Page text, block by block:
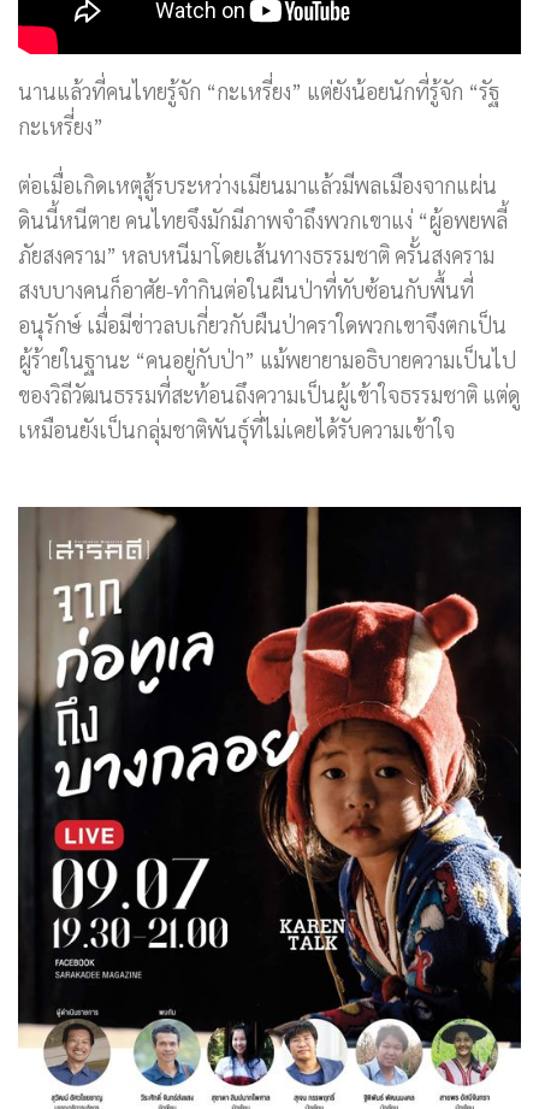
นานแล้วที่คนไทยรู้จัก “กะเหรี่ยง” แต่ยังน้อยนักที่รู้จัก “รัฐ
กะเหรี่ยง”
ต่อเมื่อเกิดเหตุสู้รบระหว่างเมียนมาแล้วมีพลเมืองจากแผ่น
ดินนี้หนีตาย คนไทยจึงมักมีภาพจำถึงพวกเขาแง่ “ผู้อพยพลี้
ภัยสงคราม” หลบหนีมาโดยเส้นทางธรรมชาติ ครั้นสงคราม
สงบบางคนก็อาศัย-ทำกินต่อในผืนป่าที่ทับซ้อนกับพื้นที่
อนุรักษ์ เมื่อมีข่าวลบเกี่ยวกับผืนป่าคราใดพวกเขาจึงตกเป็น
ผู้ร้ายในฐานะ “คนอยู่กับป่า” แม้พยายามอธิบายความเป็นไป
ของวิถีวัฒนธรรมที่สะท้อนถึงความเป็นผู้เข้าใจธรรมชาติ แต่ดู
เหมือนยังเป็นกลุ่มชาติพันธุ์ที่ไม่เคยได้รับความเข้าใจ